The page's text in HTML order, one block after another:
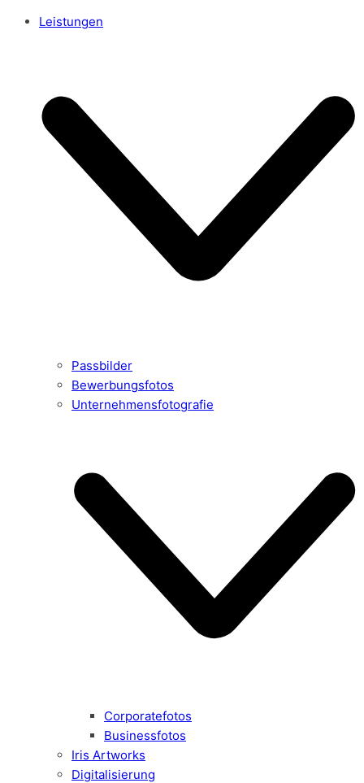
Leistungen
Passbilder
Bewerbungsfotos
Unternehmensfotografie
Corporatefotos
Businessfotos
Iris Artworks
Digitalisierung